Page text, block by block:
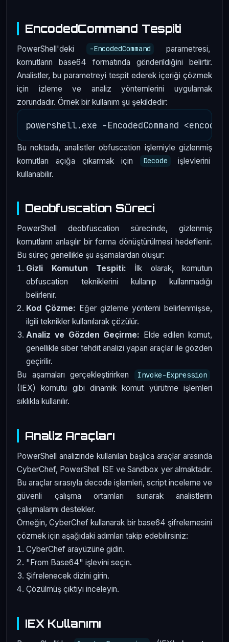
EncodedCommand Tespiti
PowerShell'deki -EncodedCommand
parametresi,
komutların base64 formatında gönderildiğini belirtir.
Analistler, bu parametreyi tespit ederek içeriği çözmek
için izleme ve analiz yöntemlerini uygulamak
zorundadır. Örnek bir kullanım şu şekildedir:
Bu noktada, analistler obfuscation işlemiyle gizlenmiş
komutları açığa çıkarmak için
Decode
işlevlerini
kullanabilir.
Deobfuscation Süreci
PowerShell deobfuscation sürecinde, gizlenmiş
komutların anlaşılır bir forma dönüştürülmesi hedeflenir.
Bu süreç genellikle şu aşamalardan oluşur:
Gizli Komutun Tespiti: İlk olarak, komutun
obfuscation tekniklerini kullanıp kullanmadığı
belirlenir.
Kod Çözme: Eğer gizleme yöntemi belirlenmişse,
ilgili teknikler kullanılarak çözülür.
Analiz ve Gözden Geçirme: Elde edilen komut,
genellikle siber tehdit analizi yapan araçlar ile gözden
geçirilir.
Bu aşamaları gerçekleştirirken
Invoke-Expression
(IEX) komutu gibi dinamik komut yürütme işlemleri
sıklıkla kullanılır.
Analiz Araçları
PowerShell analizinde kullanılan başlıca araçlar arasında
CyberChef, PowerShell ISE ve Sandbox yer almaktadır.
Bu araçlar sırasıyla decode işlemleri, script inceleme ve
güvenli çalışma ortamları sunarak analistlerin
çalışmalarını destekler.
Örneğin, CyberChef kullanarak bir base64 şifrelemesini
çözmek için aşağıdaki adımları takip edebilirsiniz:
CyberChef arayüzüne gidin.
"From Base64" işlevini seçin.
Şifrelenecek dizini girin.
Çözülmüş çıktıyı inceleyin.
IEX Kullanımı